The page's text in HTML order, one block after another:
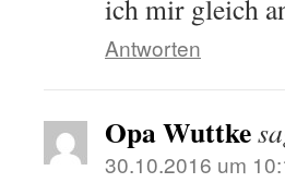
ich mir gleich
Antworten
Opa Wuttke
30.10.2016 um